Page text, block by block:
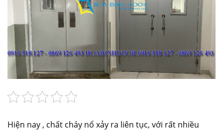
Hiện nay , chất cháy nổ xảy ra liên tục, với rất nhiều